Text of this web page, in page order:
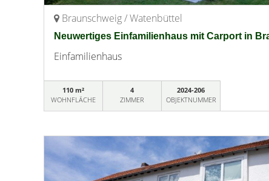
Braunschweig / Watenbüttel
Neuwertiges Einfamilienhaus mit Carport in
Einfamilienhaus
110 m²
WOHNFLÄCHE
4
ZIMMER
2024-206
OBJEKTNUMMER